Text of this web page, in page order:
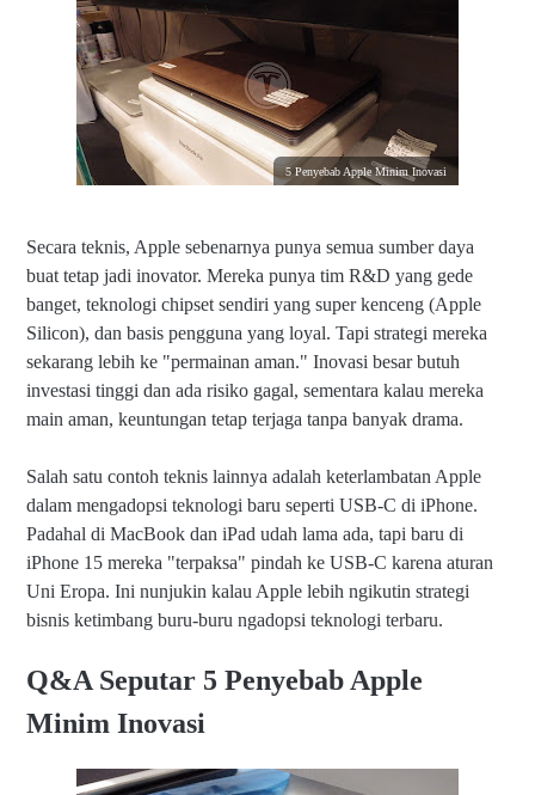
5 Penyebab Apple Minim Inovasi
Secara teknis, Apple sebenarnya punya semua sumber daya
buat tetap jadi inovator. Mereka punya tim R&D yang gede
banget, teknologi chipset sendiri yang super kenceng (Apple
Silicon), dan basis pengguna yang loyal. Tapi strategi mereka
sekarang lebih ke "permainan aman." Inovasi besar butuh
investasi tinggi dan ada risiko gagal, sementara kalau mereka
main aman, keuntungan tetap terjaga tanpa banyak drama.
Salah satu contoh teknis lainnya adalah keterlambatan Apple
dalam mengadopsi teknologi baru seperti USB-C di iPhone.
Padahal di MacBook dan iPad udah lama ada, tapi baru di
iPhone 15 mereka "terpaksa" pindah ke USB-C karena aturan
Uni Eropa. Ini nunjukin kalau Apple lebih ngikutin strategi
bisnis ketimbang buru-buru ngadopsi teknologi terbaru.
Q&A Seputar 5 Penyebab Apple
Minim Inovasi